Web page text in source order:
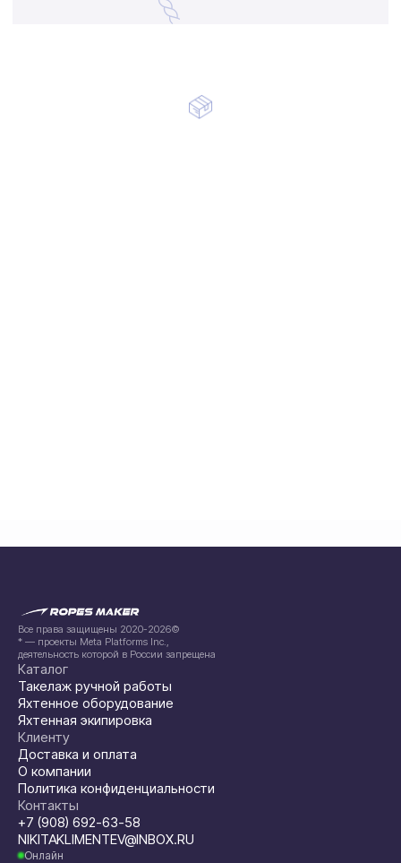
Все права защищены 2020-2026©
* — проекты Meta Platforms Inc.,
деятельность которой в России запрещена
Каталог
Такелаж ручной работы
Яхтенное оборудование
Яхтенная экипировка
Клиенту
Доставка и оплата
О компании
Политика конфиденциальности
Контакты
+7 (908) 692-63-58
NIKITAKLIMENTEV@INBOX.RU
Онлайн